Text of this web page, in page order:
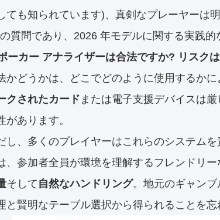
ても知られています)、真剣なプレーヤーは
質問であり、2026 年モデルに関する実践的
ーカー アナライザーは合法ですか? リスク
かどうかは、どこでどのように使用するか
クされたカード または電子支援デバイスは
があります。
し、多くのプレイヤーはこれらのシステムを
、参加者全員が環境を理解するフレンドリ
そして 自然なハンドリング。地元のギャン
と賢明なテーブル選択から得られることを忘